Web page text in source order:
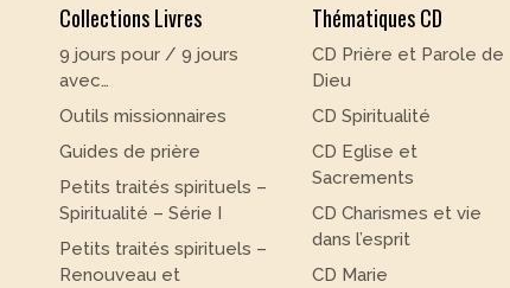
Collections Livres
9 jours pour / 9 jours
avec…
Outils missionnaires
Guides de prière
Petits traités spirituels –
Spiritualité – Série I
Petits traités spirituels –
Renouveau et
Thématiques CD
CD Prière et Parole de
Dieu
CD Spiritualité
CD Eglise et
Sacrements
CD Charismes et vie
dans l’esprit
CD Marie